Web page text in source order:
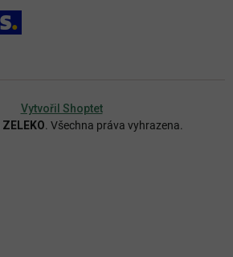
Vytvořil Shoptet
ZELEKO. Všechna práva vyhrazena.